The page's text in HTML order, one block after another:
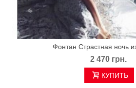
Фонтан Страстная ночь
2 470 грн.
КУПИТЬ